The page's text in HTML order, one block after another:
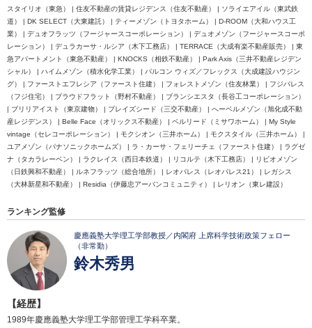
スタイリオ（東急） | 住友不動産の賃貸レジデンス（住友不動産） | ソライエアイル（東武鉄
道） | DK SELECT（大東建託） | ティーメゾン（トヨタホーム） | D-ROOM（大和ハウス工
業） | デュオフラッツ（フージャースコーポレーション） | デュオメゾン（フージャースコーポ
レーション） | デュラカーサ・ルシア（木下工務店） | TERRACE（大成有楽不動産販売） | 東
急アパートメント（東急不動産） | KNOCKS（相鉄不動産） | Park Axis（三井不動産レジデン
シャル） | ハイムメゾン（積水化学工業） | パルコン ウィズ／フレックス（大成建設ハウジン
グ） | ファーストエフレシア（ファースト住建） | フォレストメゾン（住友林業） | フジパレス
（フジ住宅） | プラウドフラット（野村不動産） | ブランシエスタ（長谷工コーポレーション）
| ブリリアイスト（東京建物） | プレイズシード（三交不動産） | へーベルメゾン（旭化成不動
産レジデンス） | Belle Face（オリックス不動産） | ベルリード（ミサワホーム） | My Style
vintage（セレコーポレーション） | モクシオン（三井ホーム） | モクスタイル（三井ホーム） |
ユアメゾン（パナソニックホームズ） | ラ・カーサ・フェリーチェ（ファースト住建） | ラグゼ
ナ（タカラレーベン） | ラクレイス（西日本鉄道） | リコルテ（木下工務店） | リビオメゾン
（日鉄興和不動産） | ルネフラッツ（総合地所） | レオパレス（レオパレス21） | レガシス
（大林新星和不動産） | Residia（伊藤忠アーバンコミュニティ） | レリオン（東レ建設）
ランキング監修
慶應義塾大学理工学部教授／内閣府 上席科学技術政策フェロー
（非常勤）
鈴木秀男
【経歴】
1989年慶應義塾大学理工学部管理工学科卒業。